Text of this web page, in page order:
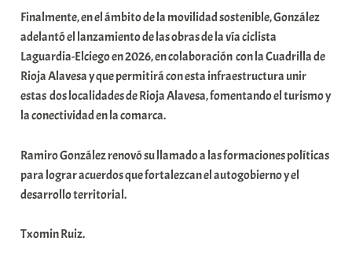
Finalmente, en el ámbito de la movilidad sostenible, González
adelantó el lanzamiento de las obras de la vía ciclista
Laguardia-Elciego en 2026, en colaboración con la Cuadrilla de
Rioja Alavesa y que permitirá con esta infraestructura unir
estas dos localidades de Rioja Alavesa, fomentando el turismo y
la conectividad en la comarca.
Ramiro González renovó su llamado a las formaciones políticas
para lograr acuerdos que fortalezcan el autogobierno y el
desarrollo territorial.
Txomin Ruiz.